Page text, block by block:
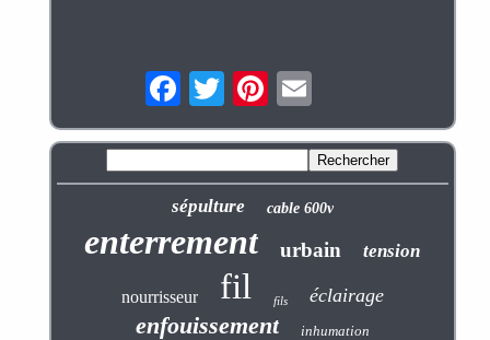
sépulture cable 600v
enterrement urbain tension
nourrisseur fil fils éclairage
enfouissement inhumation